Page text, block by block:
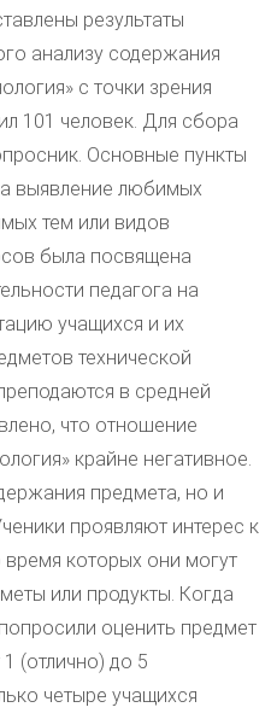
результаты
анализу содержания
с точки зрения
101 человек. Для сбора
Основные пункты
выявление любимых
тем или видов
была посвящена
педагога на
учащихся и их
технической
в средней
что отношение
крайне негативное.
предмета, но и
проявляют интерес к
время которых они могут
или продукты. Когда
оценить предмет
(отлично) до 5
четыре учащихся